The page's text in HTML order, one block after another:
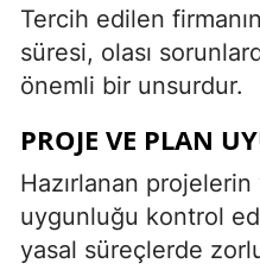
Tercih edilen
süresi, olası
önemli bir unsurdur.
PROJE VE PLAN
Hazırlanan
uygunluğu kontrol
yasal süreçlerde